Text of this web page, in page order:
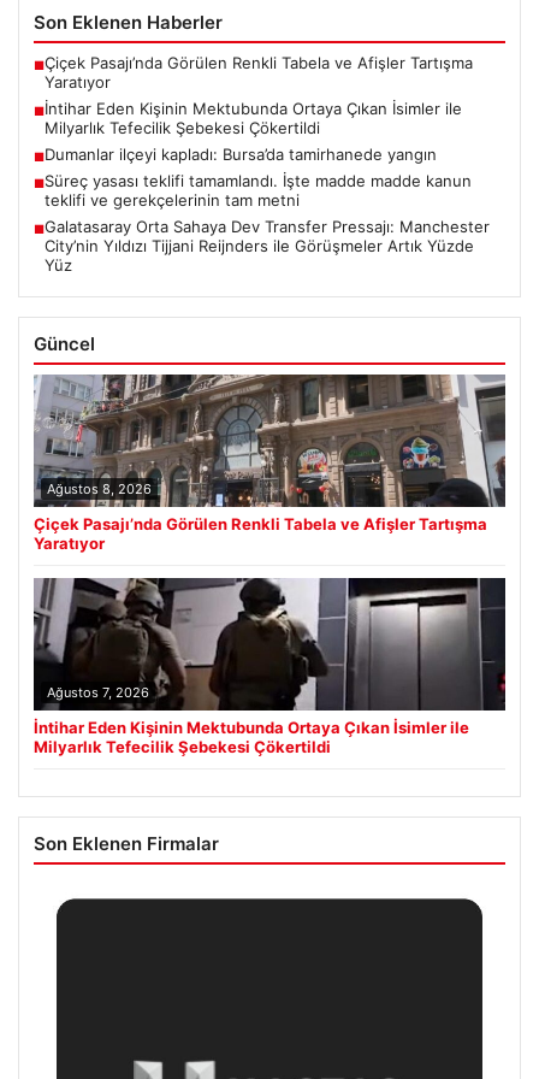
Son Eklenen Haberler
■Çiçek Pasajı’nda Görülen Renkli Tabela ve Afişler Tartışma
Yaratıyor
■İntihar Eden Kişinin Mektubunda Ortaya Çıkan İsimler ile
Milyarlık Tefecilik Şebekesi Çökertildi
■Dumanlar ilçeyi kapladı: Bursa’da tamirhanede yangın
■Süreç yasası teklifi tamamlandı. İşte madde madde kanun
teklifi ve gerekçelerinin tam metni
■Galatasaray Orta Sahaya Dev Transfer Pressajı: Manchester
City’nin Yıldızı Tijjani Reijnders ile Görüşmeler Artık Yüzde
Yüz
Güncel
Ağustos 8, 2026
Çiçek Pasajı’nda Görülen Renkli Tabela ve Afişler Tartışma
Yaratıyor
Ağustos 7, 2026
İntihar Eden Kişinin Mektubunda Ortaya Çıkan İsimler ile
Milyarlık Tefecilik Şebekesi Çökertildi
Son Eklenen Firmalar